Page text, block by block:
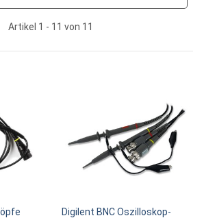
Artikel 1 - 11 von 11
Digilent BNC Oszilloskop-